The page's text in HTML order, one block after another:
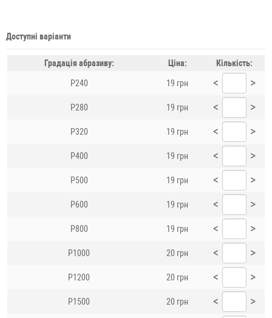
Доступні варіанти
Градація абразиву: Ціна: Кількість:
P240 19 грн < >
P280 19 грн < >
P320 19 грн < >
P400 19 грн < >
P500 19 грн < >
P600 19 грн < >
P800 19 грн < >
P1000 20 грн < >
P1200 20 грн < >
P1500 20 грн < >